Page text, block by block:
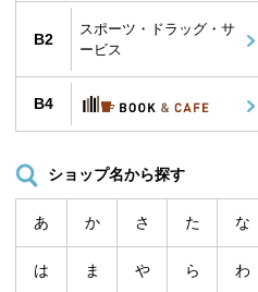
B2
スポーツ・ドラッグ・サ
ービス
B4
ショップ名から探す
あ か さ た な
は ま や ら わ